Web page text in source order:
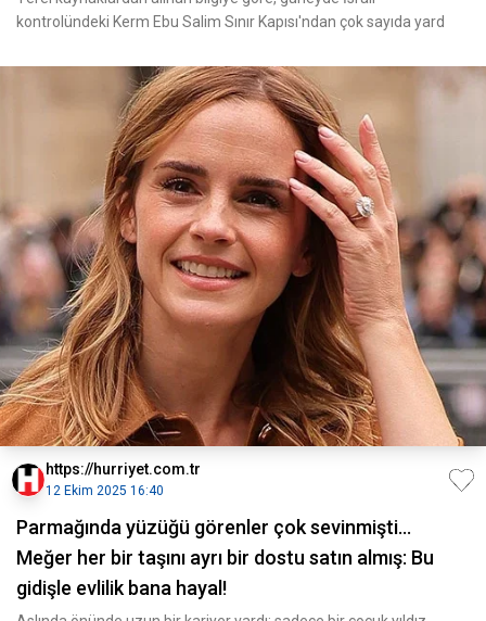
kontrolündeki Kerm Ebu Salim Sınır Kapısı'ndan çok sayıda yard
https://hurriyet.com.tr
12 Ekim 2025 16:40
Parmağında yüzüğü görenler çok sevinmişti…
Meğer her bir taşını ayrı bir dostu satın almış: Bu
gidişle evlilik bana hayal!